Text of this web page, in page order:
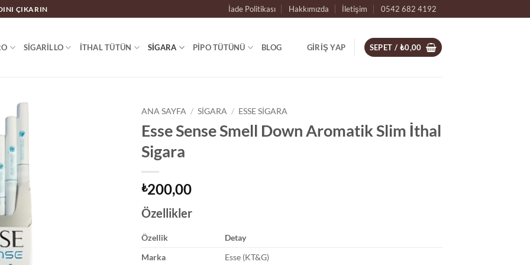
ÇIKARIN İade Politikası Hakkımızda İletişim 0542 682 4192
SIGARILLO İTHAL TÜTÜN SIGARA PIPO TÜTÜNÜ BLOG GIRIŞ YAP SEPET / ₺0,00
ANA SAYFA / SIGARA / ESSE SIGARA
Esse Sense Smell Down Aromatik Slim İthal
Sigara
₺200,00
Özellikler
Özellik
Detay
Marka
Esse (KT&G)